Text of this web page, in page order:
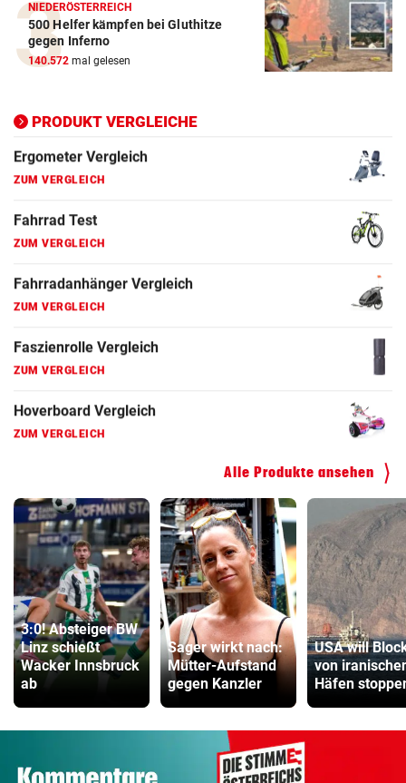
NIEDERÖSTERREICH
500 Helfer kämpfen bei Gluthitze
gegen Inferno
140.572 mal gelesen
PRODUKT VERGLEICHE
Elektro-Scooter Vergleich
ZUM VERGLEICH
ZUM VERGLEICH
Fahrrad Test
ZUM VERGLEICH
Fahrradanhänger Vergleich
ZUM VERGLEICH
Faszienrolle Vergleich
ZUM VERGLEICH
Hoverboard Vergleich
ZUM VERGLEICH
Kinderfahrrad Vergleich
ZUM VERGLEICH
Alle Produkte ansehen
3:0! Absteiger BW
Linz schießt
Wacker Innsbruck
ab
Sager wirkt nach:
Mütter-Aufstand
gegen Kanzler
USA will
von
Häfen